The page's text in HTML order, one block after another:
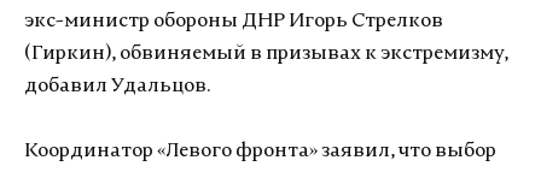
экс-министр обороны ДНР Игорь Стрелков
(Гиркин), обвиняемый в призывах к экстремизму,
добавил Удальцов.
Координатор «Левого фронта» заявил, что выбор